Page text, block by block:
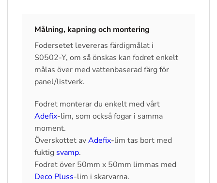
Målning, kapning och montering
Fodersetet levereras färdigmålat i
S0502-Y, om så önskas kan fodret enkelt
målas över med vattenbaserad färg för
panel/listverk.
Fodret monterar du enkelt med vårt
Adefix-lim, som också fogar i samma
moment.
Överskottet avAdefix-lim tas bort med
fuktig svamp.
Fodret över 50mm x 50mm limmas med
Deco Pluss-lim i skarvarna.